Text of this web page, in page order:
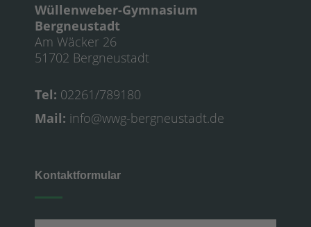
Wüllenweber-Gymnasium
Bergneustadt
Am Wäcker 26
51702 Bergneustadt
Tel: 02261/789180
Mail: info@wwg-bergneustadt.de
Kontaktformular